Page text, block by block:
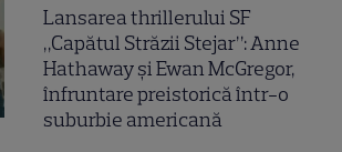
Lansarea thrillerului SF
„Capătul Străzii Stejar”: Anne
Hathaway și Ewan McGregor,
înfruntare preistorică într-o
suburbie americană